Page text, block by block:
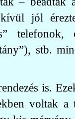
jól
telefonok,
stb.
is.
voltak